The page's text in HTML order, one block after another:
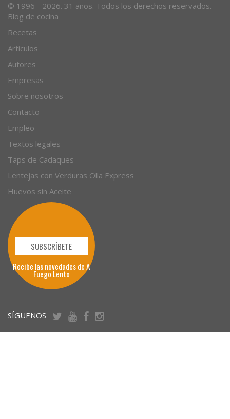
© 1996 - 2026. 31 años. Todos los derechos reservados.
Blog de cocina
Recetas
Artículos
Autores
Empresas
Sobre nosotros
Contacto
Empleo
Textos legales
Taps de Cadaques
Lentejas con Verduras Olla Express
Huevos sin Aceite
SUBSCRÍBETE
Recibe las novedades de A
Fuego Lento
SÍGUENOS